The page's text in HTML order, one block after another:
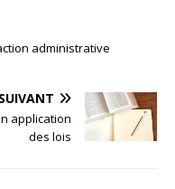
administrative
SUIVANT
application
des lois